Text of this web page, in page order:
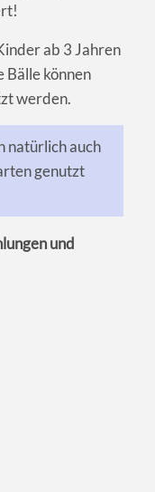
ab 3 Jahren
Bälle können
werden.
natürlich auch
genutzt
und